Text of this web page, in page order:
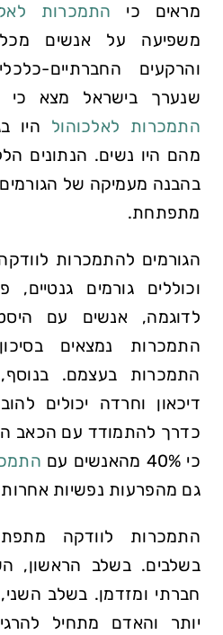
מראים כי התמכרות
משפיעה על אנשים מכל
והרקעים החברתיים-
שנערך בישראל מצא ‌כי 50% מהנבדקים
התמכרות לאלכוהול
מהם היו נשים. הנתונים
בהבנה מעמיקה של
⁢מתפתחת.
הגורמים להתמכרות לוודקה
וכוללים גורמים גנטיים,
לדוגמה, אנשים עם
התמכרות​ נמצאים
⁢התמכרות בעצמם.
דיכאון וחרדה יכולים
כדרך להתמודד ⁣עם הכאב
כי 40% מהאנשים עם‌
גם מהפרעות נפשיות
התמכרות לוודקה
בשלבים. בשלב הראשון,
⁤חברתי‌ ומזדמן. בשלב
יותר והאדם מתחיל